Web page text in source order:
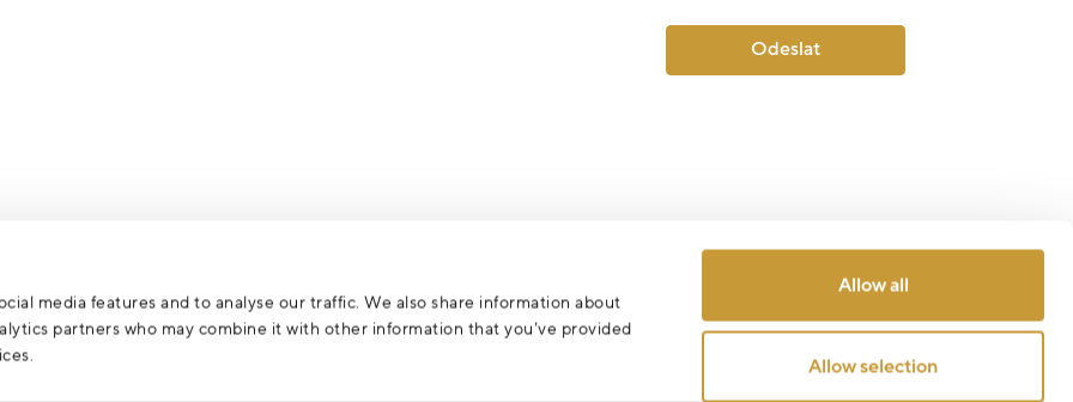
media features and to analyse our traffic. We also share information about
partners who may combine it with other information that you’ve provided
Allow all
Allow selection
Odeslat